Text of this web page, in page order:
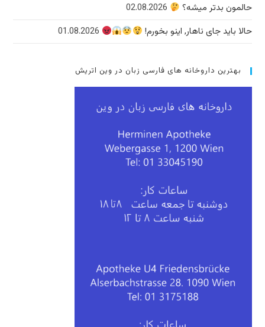
حالمون بدتر میشه؟
02.08.2026
حالا باید جای ناهار, اینو بخورم!
01.08.2026
بهترین داروخانه های فارسی زبان در وین اتریش